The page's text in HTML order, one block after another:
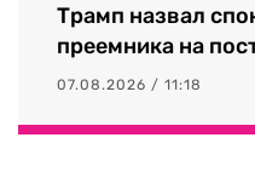
Трамп назвал
преемника на
07.08.2026 / 11:18